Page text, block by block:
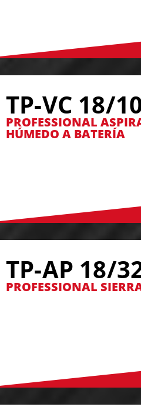
TP-VC 18/
PROFESSIONAL
HÚMEDO A BATERÍA
TP-AP 18/
PROFESSIONAL